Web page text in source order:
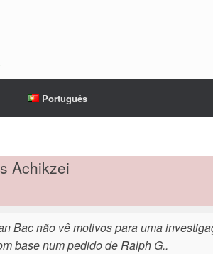
Português
Achikzei
Bac não vê motivos para uma
base num pedido de Ralph G..